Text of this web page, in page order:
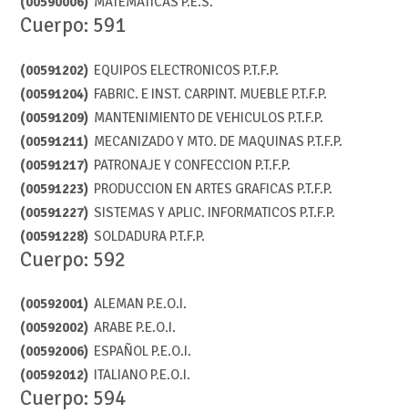
Cuerpo: 591
(00591202) EQUIPOS ELECTRONICOS P.T.F.P.
(00591204) FABRIC. E INST. CARPINT. MUEBLE P.T.F.P.
(00591209) MANTENIMIENTO DE VEHICULOS P.T.F.P.
(00591211) MECANIZADO Y MTO. DE MAQUINAS P.T.F.P.
(00591217) PATRONAJE Y CONFECCION P.T.F.P.
(00591223) PRODUCCION EN ARTES GRAFICAS P.T.F.P.
(00591227) SISTEMAS Y APLIC. INFORMATICOS P.T.F.P.
(00591228) SOLDADURA P.T.F.P.
Cuerpo: 592
(00592001) ALEMAN P.E.O.I.
(00592002) ARABE P.E.O.I.
(00592006) ESPAÑOL P.E.O.I.
(00592012) ITALIANO P.E.O.I.
Cuerpo: 594